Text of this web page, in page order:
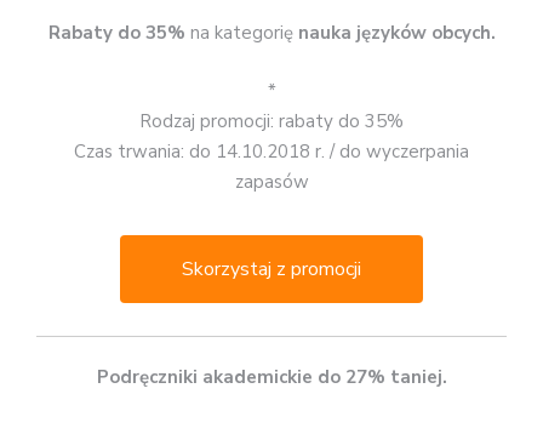
Rabaty do 35% na kategorię nauka języków obcych.
*
Rodzaj promocji: rabaty do 35%
Czas trwania: do 14.10.2018 r. / do wyczerpania
zapasów
Skorzystaj z promocji
Podręczniki akademickie do 27% taniej.